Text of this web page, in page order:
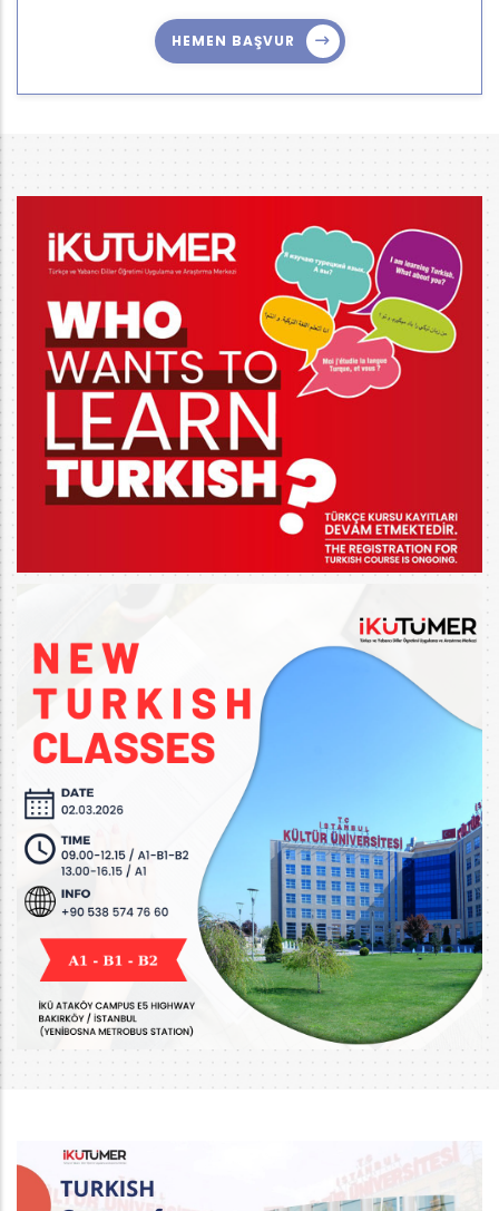
HEMEN BAŞVUR